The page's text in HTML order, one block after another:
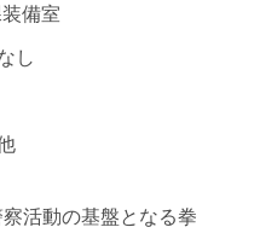
備室
し
活動の基盤となる拳